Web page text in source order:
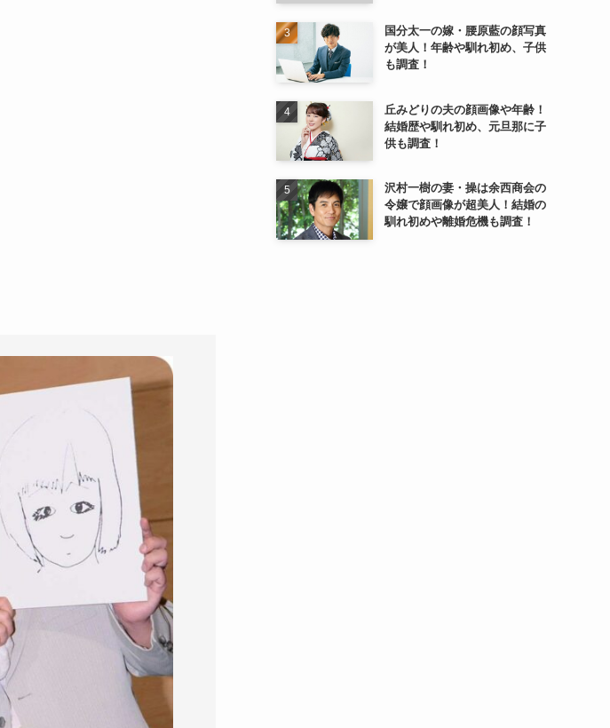
国分太一の嫁・腰原藍の顔写真
が美人！年齢や馴れ初め、子供
も調査！
丘みどりの夫の顔画像や年齢！
結婚歴や馴れ初め、元旦那に子
供も調査！
沢村一樹の妻・操は余西商会の
令嬢で顔画像が超美人！結婚の
馴れ初めや離婚危機も調査！